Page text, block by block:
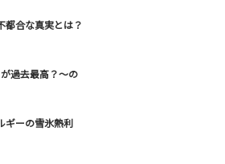
合な真実とは？
過去最高？～の
ーの雪氷熱利